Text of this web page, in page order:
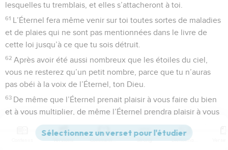
lesquelles tu tremblais, et elles s’attacheront à toi.
61 L’Éternel fera même venir sur toi toutes sortes de maladies
et de plaies qui ne sont pas mentionnées dans le livre de
cette loi jusqu’à ce que tu sois détruit.
62 Après avoir été aussi nombreux que les étoiles du ciel,
vous ne resterez qu’un petit nombre, parce que tu n’auras
pas obéi à la voix de l’Éternel, ton Dieu.
63 De même que l’Éternel prenait plaisir à vous faire du bien
et à vous multiplier, de même l’Éternel prendra plaisir à vous
faire périr et à vous détruire ; et vous serez arrachés du sol
dont tu vas entrer en possession.
Versions Commentaires Strong